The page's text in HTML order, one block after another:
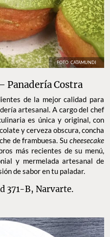
FOTO: CATAMUNDI
Panadería Costra
de la mejor calidad para
artesanal. A cargo del chef
es única y original, con
y cerveza obscura, concha
de frambuesa. Sucheesecake
más recientes de su menú,
y mermelada artesanal de
de sabor en tu paladar.
371-B, Narvarte.